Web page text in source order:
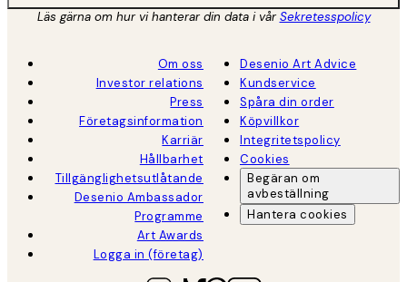
Läs gärna om hur vi hanterar din data i vårSekretesspolicy
Om oss
Investor relations
Press
Företagsinformation
Karriär
Hållbarhet
Tillgänglighetsutlåtande
Desenio Ambassador
Programme
Art Awards
Logga in (företag)
Desenio Art Advice
Kundservice
Spåra din order
Köpvillkor
Integritetspolicy
Cookies
Begäran om
avbeställning
Hantera cookies